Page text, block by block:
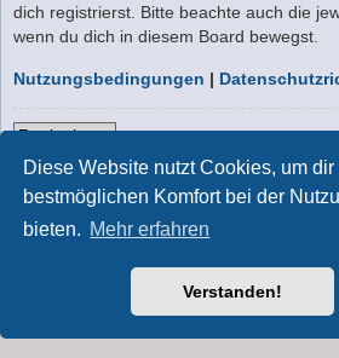
Diese Website nutzt Cookies, um dir
bestmöglichen Komfort bei der
bieten. Mehr erfahren
Verstanden!
dich registrierst. Bitte beachte auch die
wenn du dich in diesem Board bewegst.
Nutzungsbedingungen |
Registrieren
Campers-World-Forum Portal Foren-
Style developer byforum tricolor
Deutsche Übersetzung durch